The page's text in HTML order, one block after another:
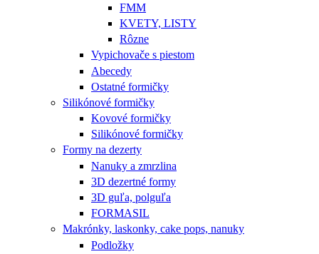
FMM
KVETY, LISTY
Rôzne
Vypichovače s piestom
Abecedy
Ostatné formičky
Silikónové formičky
Kovové formičky
Silikónové formičky
Formy na dezerty
Nanuky a zmrzlina
3D dezertné formy
3D guľa, polguľa
FORMASIL
Makrónky, laskonky, cake pops, nanuky
Podložky